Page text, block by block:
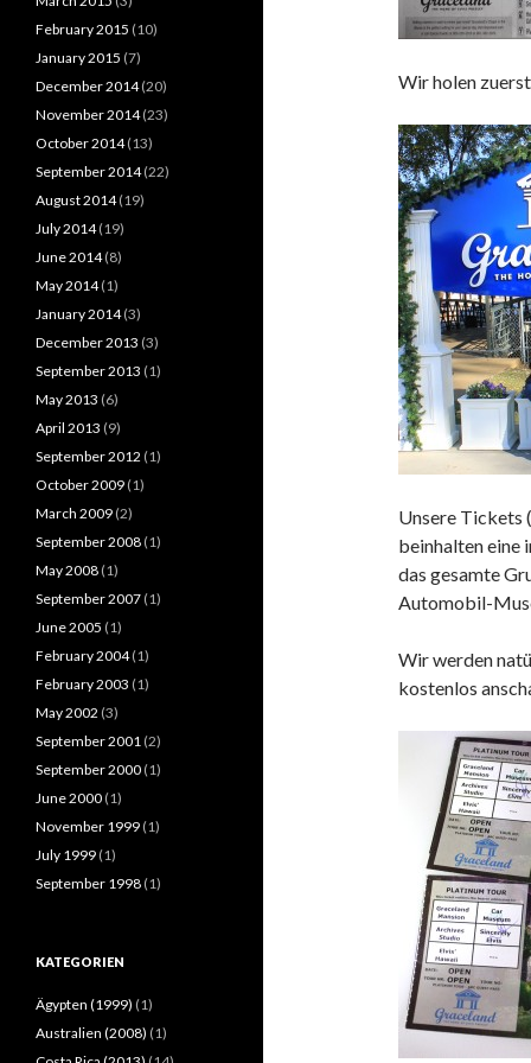
Wir holen
Unsere Tickets
beinhalten eine
das gesamte
Automobil-
Wir werden
kostenlos
February 2015 (10)
January 2015 (7)
December 2014(20)
November 2014(23)
October 2014(13)
September 2014(22)
August 2014(19)
July 2014(19)
June 2014(8)
May 2014(1)
January 2014(3)
December 2013 (3)
September 2013 (1)
May 2013 (6)
April 2013 (9)
September 2012 (1)
October 2009 (1)
March 2009 (2)
September 2008 (1)
May 2008 (1)
September 2007 (1)
June 2005 (1)
February 2004(1)
February 2003 (1)
May 2002 (3)
September 2001 (2)
September 2000 (1)
June 2000 (1)
November 1999 (1)
July 1999 (1)
September 1998 (1)
KATEGORIEN
Ägypten (1999) (1)
Australien (2008) (1)